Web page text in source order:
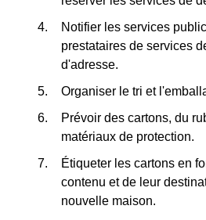
Notifier les services
prestataires de services
d'adresse.
Organiser le tri et
Prévoir des cartons, du
matériaux de protection.
Étiqueter les cartons en
contenu et de leur
nouvelle maison.